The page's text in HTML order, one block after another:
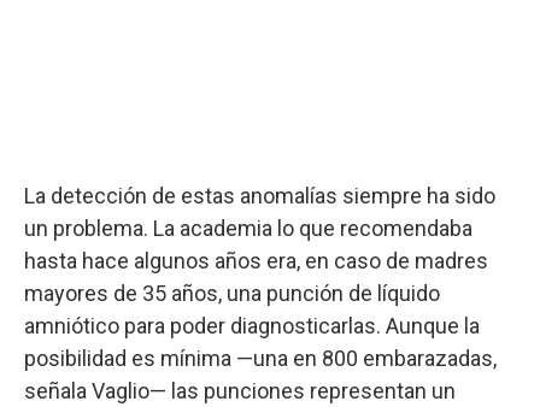
La detección de estas anomalías siempre ha sido
un problema. La academia lo que recomendaba
hasta hace algunos años era, en caso de madres
mayores de 35 años, una punción de líquido
amniótico para poder diagnosticarlas. Aunque la
posibilidad es mínima —una en 800 embarazadas,
señala Vaglio— las punciones representan un